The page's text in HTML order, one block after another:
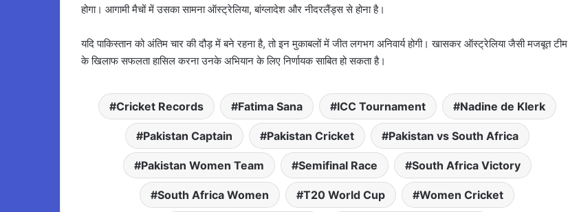
होगा। आगामी मैचों में उसका सामना ऑस्ट्रेलिया, बांग्लादेश और नीदरलैंड्स से होना है।
यदि पाकिस्तान को अंतिम चार की दौड़ में बने रहना है, तो इन मुकाबलों में जीत लगभग अनिवार्य होगी। खासकर ऑस्ट्रेलिया जैसी मजबूत टीम
के खिलाफ सफलता हासिल करना उनके अभियान के लिए निर्णायक साबित हो सकता है।
Cricket Records Fatima Sana ICC Tournament Nadine de Klerk
Pakistan Captain Pakistan Cricket Pakistan vs South Africa
Pakistan Women Team Semifinal Race South Africa Victory
South Africa Women T20 World Cup Women Cricket